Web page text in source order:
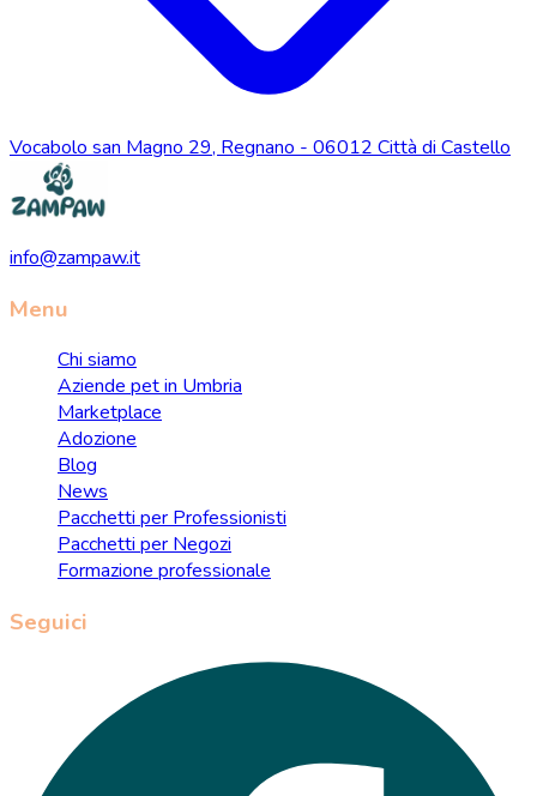
Vocabolo san Magno 29, Regnano - 06012 Città di Castello
info@zampaw.it
Menu
Chi siamo
Aziende pet in Umbria
Marketplace
Adozione
Blog
News
Pacchetti per Professionisti
Pacchetti per Negozi
Formazione professionale
Seguici